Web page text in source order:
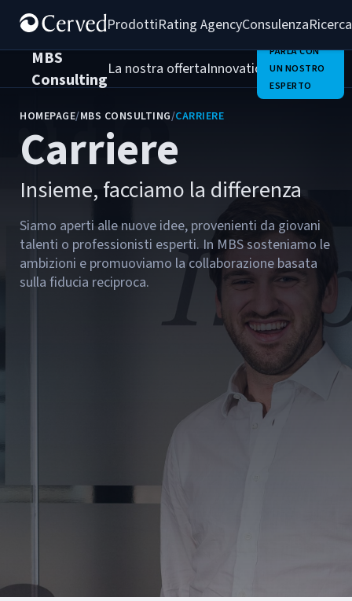
ProdottiRating AgencyConsulenza
MBS
Consulting
La nostra offertaInnovation TeamChi
PARLA CON
UN NOSTRO
ESPERTO
HOMEPAGE/MBS CONSULTING/CARRIERE
Carriere
Insieme, facciamo la differenza
Siamo aperti alle nuove idee, provenienti da giovani
talenti o professionisti esperti. In MBS sosteniamo le
ambizioni e promuoviamo la collaborazione basata
sulla fiducia reciproca.